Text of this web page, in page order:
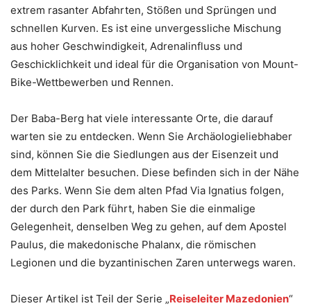
extrem rasanter Abfahrten, Stößen und Sprüngen und
schnellen Kurven. Es ist eine unvergessliche Mischung
aus hoher Geschwindigkeit, Adrenalinfluss und
Geschicklichkeit und ideal für die Organisation von Mount-
Bike-Wettbewerben und Rennen.
Der Baba-Berg hat viele interessante Orte, die darauf
warten sie zu entdecken. Wenn Sie Archäologieliebhaber
sind, können Sie die Siedlungen aus der Eisenzeit und
dem Mittelalter besuchen. Diese befinden sich in der Nähe
des Parks. Wenn Sie dem alten Pfad Via Ignatius folgen,
der durch den Park führt, haben Sie die einmalige
Gelegenheit, denselben Weg zu gehen, auf dem Apostel
Paulus, die makedonische Phalanx, die römischen
Legionen und die byzantinischen Zaren unterwegs waren.
Dieser Artikel ist Teil der Serie „Reiseleiter Mazedonien“